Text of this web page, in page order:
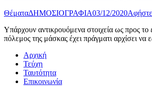
ΘέματαΔΗΜΟΣΙΟΓΡΑΦΙΑ03/12/2020
Υπάρχουν αντικρουόμενα στοιχεία ως προς το
πόλεμος της μάσκας έχει πράγματι αρχίσει να
Αρχική
Τεύχη
Ταυτότητα
Επικοινωνία